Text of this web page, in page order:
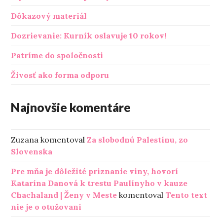
Dôkazový materiál
Dozrievanie: Kurník oslavuje 10 rokov!
Patríme do spoločnosti
Živosť ako forma odporu
Najnovšie komentáre
Zuzana komentoval Za slobodnú Palestínu, zo
Slovenska
Pre mňa je dôležité priznanie viny, hovorí
Katarína Danová k trestu Paulínyho v kauze
Chachaland | Ženy v Meste komentoval Tento text
nie je o otužovaní